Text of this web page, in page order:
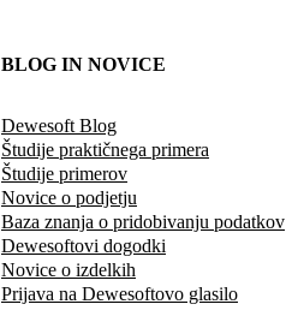
BLOG IN NOVICE
Dewesoft Blog
Študije praktičnega primera
Študije primerov
Novice o podjetju
Baza znanja o pridobivanju podatkov
Dewesoftovi dogodki
Novice o izdelkih
Prijava na Dewesoftovo glasilo